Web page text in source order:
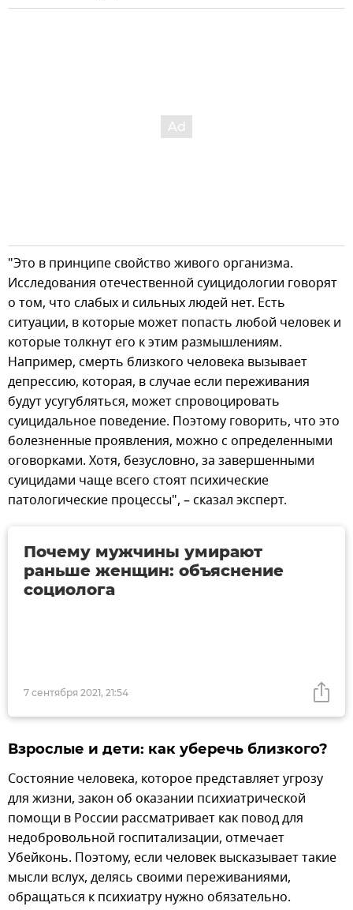
"Это в принципе свойство живого организма.
Исследования отечественной суицидологии говорят
о том, что слабых и сильных людей нет. Есть
ситуации, в которые может попасть любой человек и
которые толкнут его к этим размышлениям.
Например, смерть близкого человека вызывает
депрессию, которая, в случае если переживания
будут усугубляться, может спровоцировать
суицидальное поведение. Поэтому говорить, что это
болезненные проявления, можно с определенными
оговорками. Хотя, безусловно, за завершенными
суицидами чаще всего стоят психические
патологические процессы", – сказал эксперт.
7 сентября 2021, 21:54
Почему мужчины умирают
раньше женщин: объяснение
социолога
Взрослые и дети: как уберечь близкого?
Состояние человека, которое представляет угрозу
для жизни, закон об оказании психиатрической
помощи в России рассматривает как повод для
недобровольной госпитализации, отмечает
Убейконь. Поэтому, если человек высказывает такие
мысли вслух, делясь своими переживаниями,
обращаться к психиатру нужно обязательно.